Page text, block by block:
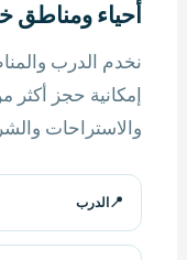
أحياء ومناطق
نخدم الدرب
إمكانية حجز أكثر
والاستراحات
الدرب